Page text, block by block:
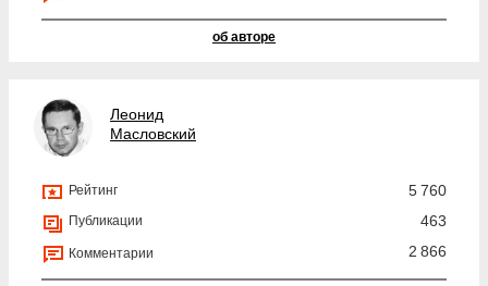
об авторе
Леонид
Масловский
Рейтинг 5 760
Публикации 463
Комментарии 2 866